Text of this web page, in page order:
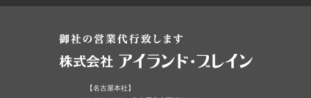
【名古屋本社】